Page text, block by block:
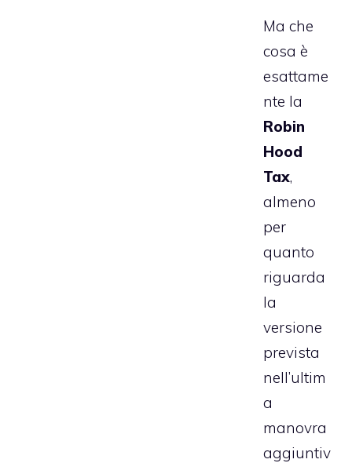
Ma che
cosa è
esattame
nte la
Robin
Hood
Tax,
almeno
per
quanto
riguarda
la
versione
prevista
nell’ultim
a
manovra
aggiuntiv